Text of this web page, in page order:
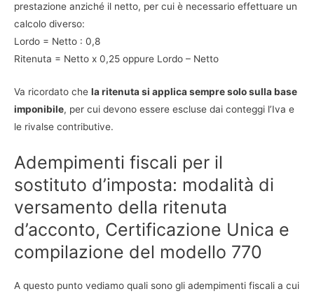
prestazione anziché il netto, per cui è necessario effettuare un
calcolo diverso:
Lordo = Netto : 0,8
Ritenuta = Netto x 0,25 oppure Lordo – Netto
Va ricordato che la ritenuta si applica sempre solo sulla base
imponibile, per cui devono essere escluse dai conteggi l’Iva e
le rivalse contributive.
Adempimenti fiscali per il
sostituto d’imposta: modalità di
versamento della ritenuta
d’acconto, Certificazione Unica e
compilazione del modello 770
A questo punto vediamo quali sono gli adempimenti fiscali a cui